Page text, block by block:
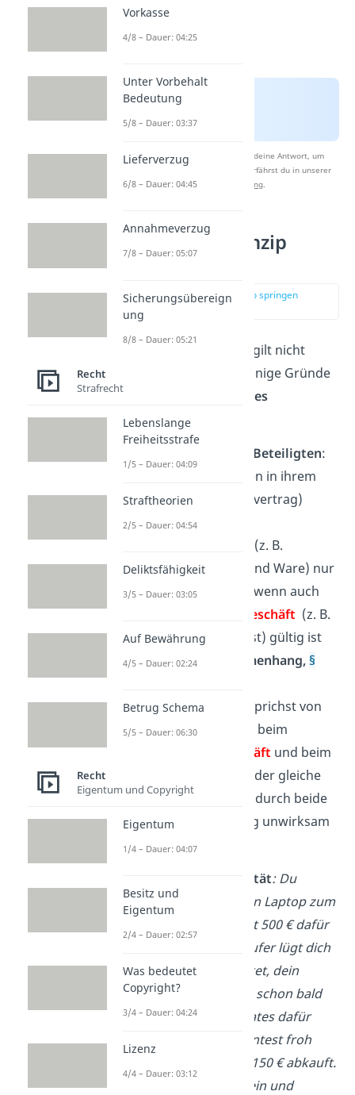
Nach Beantwortung speichern wir deine Antwort, um
Studyflix zu verbessern. Mehr dazu erfährst du in unserer
Datenschutzerklärung.
Abstraktionsprinzip
Ausnahmen
zur Stelle im Video springen
(02:46)
Das Abstraktionsprinzip gilt nicht
immer. Es gibt nämlich einige Gründe
für die
Durchbrechung des
Abstraktionsprinzips
Vereinbarungen der Beteiligten:
Die Beteiligten können in ihrem
Vertrag (z. B. im Kaufvertrag)
festlegen, dass das
(z. B.
Übergabe von Geld und Ware) nur
dann gültig sein soll, wenn auch
Verpflichtungsgeschäft (z. B.
der Kaufvertrag selbst) gültig ist
(Bedingungszusammenhang,§
Fehleridentität
: Du sprichst von
Fehleridentität, wenn beim
Verpflichtungsgeschäft und beim
der gleiche
Fehler auftritt und dadurch beide
Geschäfte gleichzeitig unwirksam
werden.
Beispiel für Fehleridentität: Du
bietest im Internet deinen Laptop zum
Verkauf an und möchtest 500 € dafür
haben. Ein möglicher Käufer lügt dich
bewusst an und behauptet, dein
Laptop sei so alt, dass es schon bald
keine notwendigen Updates dafür
gäbe. Er sagt dir, du könntest froh
sein, wenn er ihn dir für 150 € abkauft.
Du glaubst ihm, willigst ein und
Vorkasse
4/8 – Dauer: 04:25
Unter Vorbehalt
Bedeutung
5/8 – Dauer: 03:37
Lieferverzug
6/8 – Dauer: 04:45
Annahmeverzug
7/8 – Dauer: 05:07
Sicherungsübereign
ung
8/8 – Dauer: 05:21
Recht
Strafrecht
Lebenslange
Freiheitsstrafe
1/5 – Dauer: 04:09
Straftheorien
2/5 – Dauer: 04:54
Deliktsfähigkeit
3/5 – Dauer: 03:05
Auf Bewährung
4/5 – Dauer: 02:24
Betrug Schema
5/5 – Dauer: 06:30
Recht
Eigentum und Copyright
Eigentum
1/4 – Dauer: 04:07
Besitz und
Eigentum
2/4 – Dauer: 02:57
Was bedeutet
Copyright?
3/4 – Dauer: 04:24
Lizenz
4/4 – Dauer: 03:12